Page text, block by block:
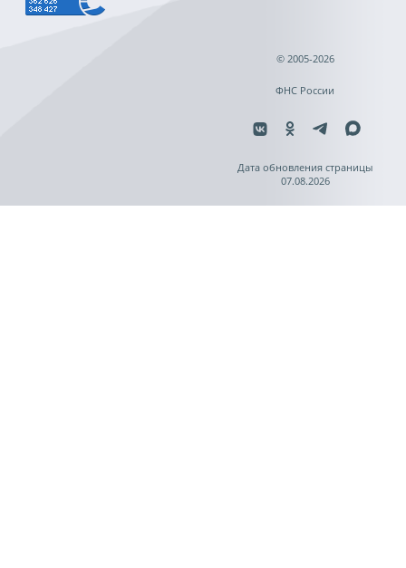
© 2005-2026
ФНС России
Дата обновления страницы
07.08.2026